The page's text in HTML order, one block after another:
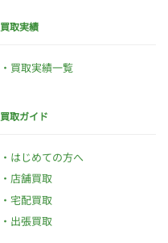
買取実績
買取実績一覧
買取ガイド
はじめての方へ
店舗買取
宅配買取
出張買取